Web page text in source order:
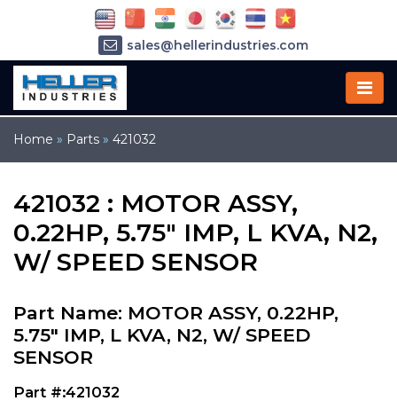
Home » Parts » 421032
421032 : MOTOR ASSY,
0.22HP, 5.75" IMP, L KVA, N2,
W/ SPEED SENSOR
Part Name: MOTOR ASSY, 0.22HP,
5.75" IMP, L KVA, N2, W/ SPEED
SENSOR
Part #:421032
sales@hellerindustries.com
service@hellerindustries.com